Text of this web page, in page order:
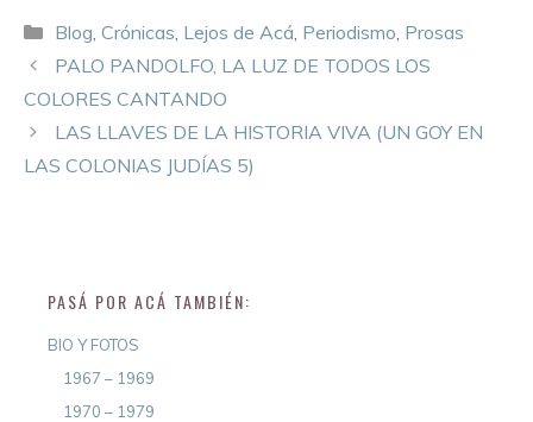
Blog, Crónicas, Lejos de Acá, Periodismo, Prosas
PALO PANDOLFO, LA LUZ DE TODOS LOS
COLORES CANTANDO
LAS LLAVES DE LA HISTORIA VIVA (UN GOY EN
LAS COLONIAS JUDÍAS 5)
PASÁ POR ACÁ TAMBIÉN:
BIO Y FOTOS
1967 – 1969
1970 – 1979